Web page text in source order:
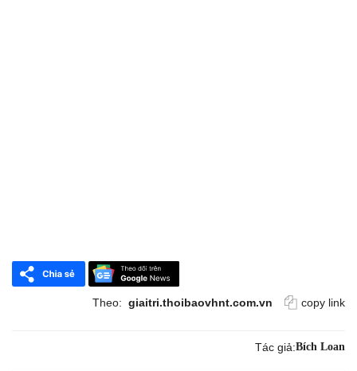
Theo: giaitri.thoibaovhnt.com.vn copy link
Tác giả:Bích Loan